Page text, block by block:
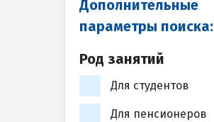
Дополнительные
параметры поиска:
Род занятий
Для студентов
Для пенсионеров